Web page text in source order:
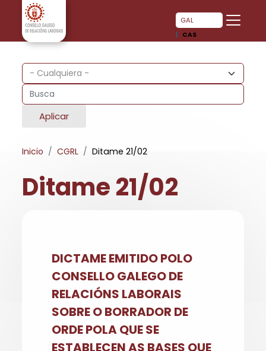
Pasar al contenido principal
GAL
CAS
Aplicar
Inicio CGRL Ditame 21/02
Ditame 21/02
DICTAME EMITIDO POLO
CONSELLO GALEGO DE
RELACIÓNS LABORAIS
SOBRE O BORRADOR DE
ORDE POLA QUE SE
ESTABLECEN AS BASES QUE